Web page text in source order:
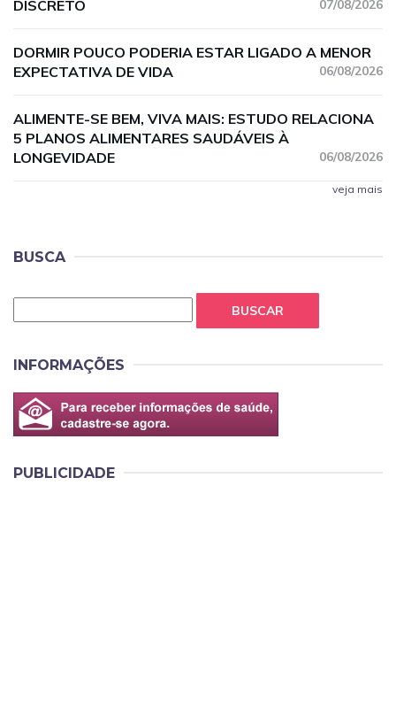
DISCRETO 07/08/2026
DORMIR POUCO PODERIA ESTAR LIGADO A MENOR
EXPECTATIVA DE VIDA
06/08/2026
ALIMENTE-SE BEM, VIVA MAIS: ESTUDO RELACIONA
5 PLANOS ALIMENTARES SAUDÁVEIS À
LONGEVIDADE
06/08/2026
veja mais
BUSCA
BUSCAR
INFORMAÇÕES
PUBLICIDADE